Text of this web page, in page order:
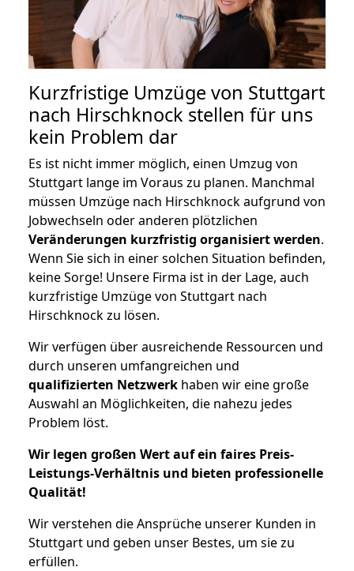
Kurzfristige Umzüge von Stuttgart
nach Hirschknock stellen für uns
kein Problem dar
Es ist nicht immer möglich, einen Umzug von
Stuttgart lange im Voraus zu planen. Manchmal
müssen Umzüge nach Hirschknock aufgrund von
Jobwechseln oder anderen plötzlichen
Veränderungen kurzfristig organisiert werden.
Wenn Sie sich in einer solchen Situation befinden,
keine Sorge! Unsere Firma ist in der Lage, auch
kurzfristige Umzüge von Stuttgart nach
Hirschknock zu lösen.
Wir verfügen über ausreichende Ressourcen und
durch unseren umfangreichen und
qualifizierten Netzwerk haben wir eine große
Auswahl an Möglichkeiten, die nahezu jedes
Problem löst.
Wir legen großen Wert auf ein faires Preis-
Leistungs-Verhältnis und bieten professionelle
Qualität!
Wir verstehen die Ansprüche unserer Kunden in
Stuttgart und geben unser Bestes, um sie zu
erfüllen.